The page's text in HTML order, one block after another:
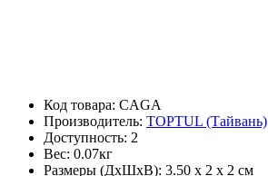
Код товара: CAGA
Производитель: TOPTUL (Тайвань)
Доступность: 2
Вес: 0.07кг
Размеры (ДxШxВ): 3.50 x 2 x 2 см